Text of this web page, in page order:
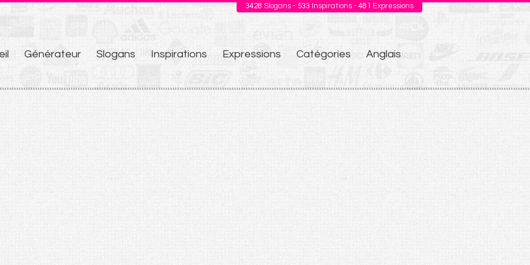
3428 Slogans - 533 Inspirations - 481 Expressions
Générateur Slogans Inspirations Expressions Catégories Anglais